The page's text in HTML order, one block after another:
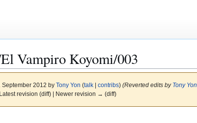
Vampiro Koyomi/003
September 2012 by Tony Yon (talk| contribs) (Reverted edits by Tony Yon
Latest revision (diff) | Newer revision → (diff)